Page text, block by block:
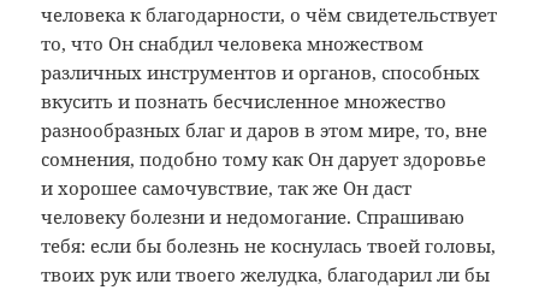
человека к благодарности, о чём свидетельствует
то, что Он снабдил человека множеством
различных инструментов и органов, способных
вкусить и познать бесчисленное множество
разнообразных благ и даров в этом мире, то, вне
сомнения, подобно тому как Он дарует здоровье
и хорошее самочувствие, так же Он даст
человеку болезни и недомогание. Спрашиваю
тебя: если бы болезнь не коснулась твоей головы,
твоих рук или твоего желудка, благодарил ли бы